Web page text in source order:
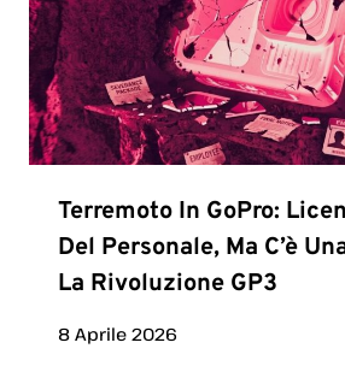
Terremoto In GoPro:
Del Personale, Ma C’è
La Rivoluzione GP3
8 Aprile 2026